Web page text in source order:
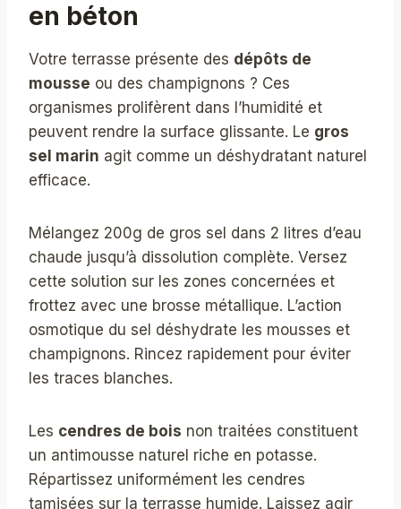
en béton
Votre terrasse présente des dépôts de
mousse ou des champignons ? Ces
organismes prolifèrent dans l’humidité et
peuvent rendre la surface glissante. Le gros
sel marin agit comme un déshydratant naturel
efficace.
Mélangez 200g de gros sel dans 2 litres d’eau
chaude jusqu’à dissolution complète. Versez
cette solution sur les zones concernées et
frottez avec une brosse métallique. L’action
osmotique du sel déshydrate les mousses et
champignons. Rincez rapidement pour éviter
les traces blanches.
Les cendres de bois non traitées constituent
un antimousse naturel riche en potasse.
Répartissez uniformément les cendres
tamisées sur la terrasse humide. Laissez agir